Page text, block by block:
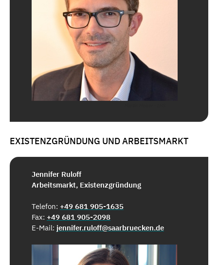
EXISTENZGRÜNDUNG UND ARBEITSMARKT
Jennifer Ruloff
Arbeitsmarkt, Existenzgründung
Telefon: +49 681 905-1635
Fax: +49 681 905-2098
E-Mail: jennifer.ruloff@saarbruecken.de